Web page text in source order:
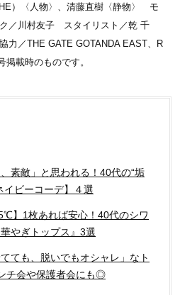
）〈人物〉、清藤直樹〈静物〉 モ
／川村友子 スタイリスト／乾 千
／THE GATE GOTANDA EAST、R
載時のものです。
素敵」と思われる！40代の“垢
イビーコーデ】４選
】1枚あれば安心！40代のシワ
やぎトップス』3選
ても、脱いでもオシャレ」なト
チ会や保護者会にも◎